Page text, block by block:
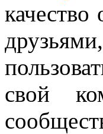
качество
свой